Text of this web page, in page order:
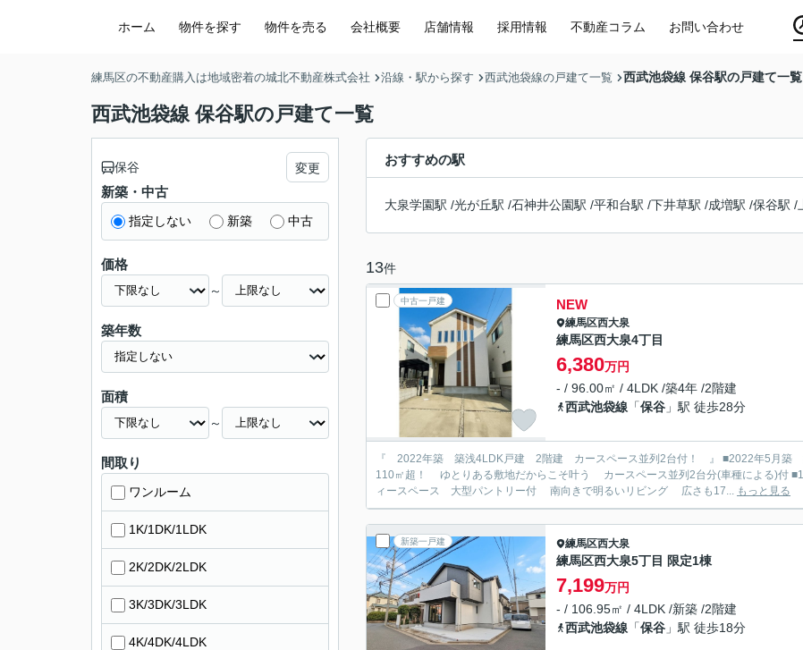
ホーム 物件を探す 物件を売る 会社概要 店舗情報 採用情報 不動産コラム お問い合わせ
練馬区の不動産購入は地域密着の城北不動産株式会社 沿線・駅から探す 西武池袋線の戸建て一覧 西武池袋線 保谷駅の戸建て一覧
西武池袋線 保谷駅の戸建て一覧
おすすめの駅
大泉学園駅 /光が丘駅 /石神井公園駅 /平和台駅 /下井草駅 /成増駅 /保谷駅 /
13件
中古一戸建 NEW
練馬区西大泉
練馬区西大泉4丁目
6,380万円
- / 96.00㎡ / 4LDK /築4年 /2階建
西武池袋線 「保谷 」駅 徒歩28分
『 2022年築 築浅4LDK戸建 2階建 カースペース並列2台付！ 』 ■2022年5月築 築浅戸建 建物面積96.00㎡ 2階建 4LDK ■土地面積
110㎡超！ ゆとりある敷地だからこそ叶う カースペース並列2台分(車種による)付 ■1階南向きリビング＋水回りの家事動線の良い間取り スタデ
ィースペース 大型パントリー付 南向きで明るいリビング 広さも17... もっと見る
新築一戸建 練馬区西大泉
練馬区西大泉5丁目 限定1棟
7,199万円
- / 106.95㎡ / 4LDK /新築 /2階建
西武池袋線 「保谷 」駅 徒歩18分
保谷 変更
新築・中古
指定しない 新築 中古
価格
～
築年数
面積
～
間取り
ワンルーム
1K/1DK/1LDK
2K/2DK/2LDK
3K/3DK/3LDK
4K/4DK/4LDK